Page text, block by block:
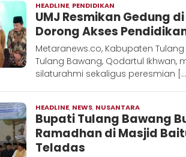
HEADLINE, PENDIDIKAN
Hadi
UMJ Resmikan Gedung
Dorong Akses
Metaranews.co, Kabupaten
Tulang Bawang, Qodartul Ikhwan,
silaturahmi sekaligus peresmian […]
HEADLINE, NEWS, NUSANTARA
Hadi
Bupati Tulang Bawang
Ramadhan di Masjid
Teladas